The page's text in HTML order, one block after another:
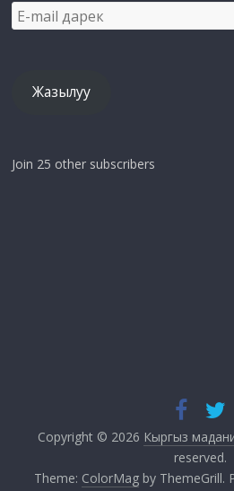
E-
mail
Жазылуу
Join 25 other subscribers
Copyright © 2026 Кыргыз
reserved.
Theme: ColorMagby ThemeGrill.